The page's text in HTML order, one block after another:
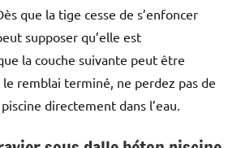
que la tige cesse de s’enfoncer
supposer qu’elle est
la couche suivante peut être
remblai terminé, ne perdez pas de
directement dans l’eau.